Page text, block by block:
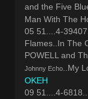
and the Five
Man With The
05 51....4-
Flames..In The
POWELL and
Johnny Echo
..My
OKEH
09 51....4-